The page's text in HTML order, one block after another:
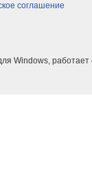
соглашение
Windows, работает